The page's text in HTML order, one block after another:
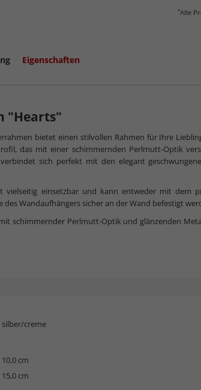
*Alle
Eigenschaften
"Hearts"
bietet einen stilvollen Rahmen für Ihre
das mit einer schimmernden Perlmutt-Optik
sich perfekt mit den elegant
vielseitig einsetzbar und kann entweder mit dem
Wandaufhängers sicher an der Wand befestigt
schimmernder Perlmutt-Optik und glänzenden
silber/creme
10,0 cm
15,0 cm